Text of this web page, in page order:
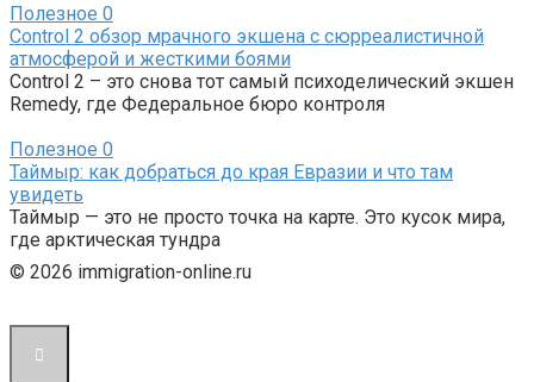
Полезное 0
Control 2 обзор мрачного экшена с сюрреалистичной
атмосферой и жесткими боями
Control 2 – это снова тот самый психоделический экшен
Remedy, где Федеральное бюро контроля
Полезное 0
Таймыр: как добраться до края Евразии и что там
увидеть
Таймыр — это не просто точка на карте. Это кусок мира,
где арктическая тундра
© 2026 immigration-online.ru